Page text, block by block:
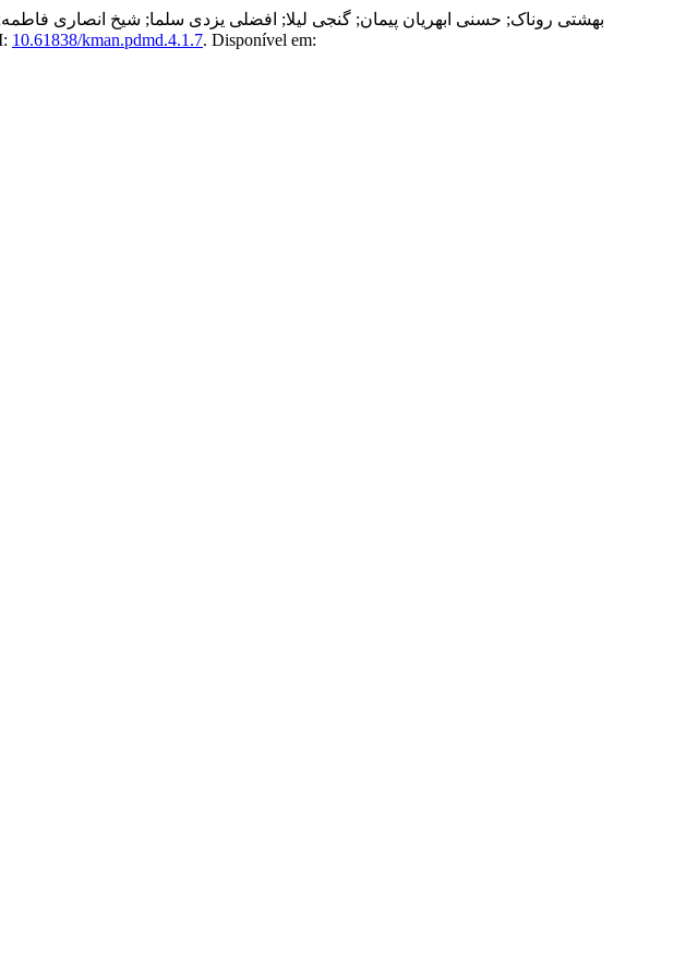
بهشتی روناک; حسنی ابهریان پیمان; گنجی لیلا; افضلی یزدی سلما; شیخ انصاری
10.61838/kman.pdmd.4.1.7. Disponível em: